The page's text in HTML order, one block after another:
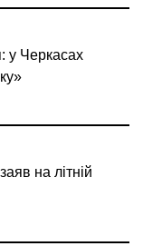
у Черкасах
на літній